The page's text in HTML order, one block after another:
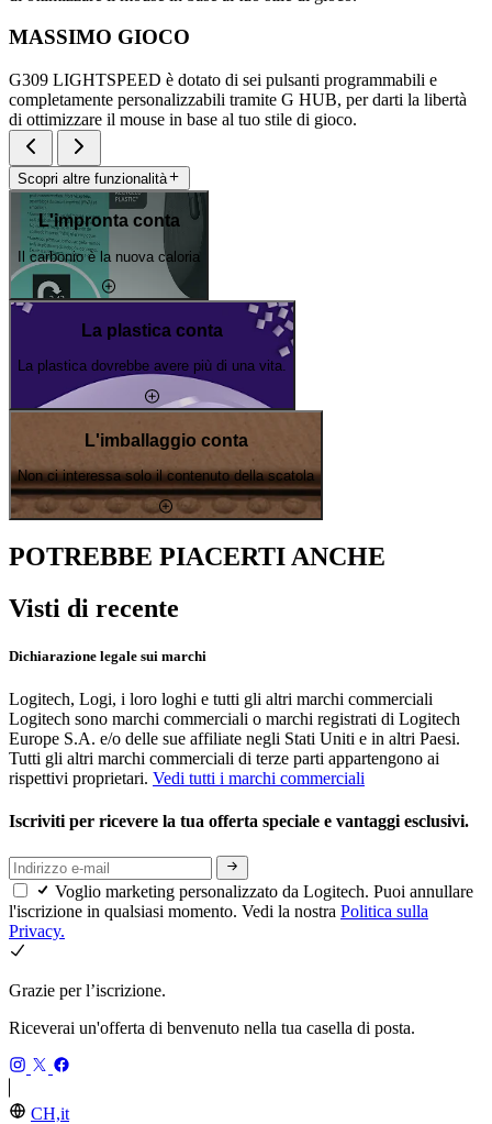
MASSIMO GIOCO
G309 LIGHTSPEED è dotato di sei pulsanti programmabili e
completamente personalizzabili tramite G HUB, per darti la libertà
di ottimizzare il mouse in base al tuo stile di gioco.
Scopri altre funzionalità
L'impronta conta
Il carbonio è la nuova caloria
La plastica conta
La plastica dovrebbe avere più di una vita.
L'imballaggio conta
Non ci interessa solo il contenuto della scatola
POTREBBE PIACERTI ANCHE
Visti di recente
Dichiarazione legale sui marchi
Logitech, Logi, i loro loghi e tutti gli altri marchi commerciali
Logitech sono marchi commerciali o marchi registrati di Logitech
Europe S.A. e/o delle sue affiliate negli Stati Uniti e in altri Paesi.
Tutti gli altri marchi commerciali di terze parti appartengono ai
rispettivi proprietari. Vedi tutti i marchi commerciali
Iscriviti per ricevere la tua offerta speciale e vantaggi esclusivi.
Voglio marketing personalizzato da Logitech. Puoi annullare
l'iscrizione in qualsiasi momento. Vedi la nostra Politica sulla
Privacy.
Grazie per l’iscrizione.
Riceverai un'offerta di benvenuto nella tua casella di posta.
CH,it